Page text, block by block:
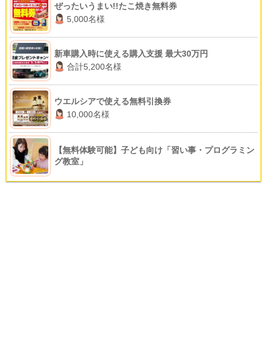
ぜったいうまい!!たこ焼き無料券
5,000名様
新車購入時に使える購入支援 最大30万円
合計5,200名様
ウエルシアで使える無料引換券
10,000名様
【無料体験可能】子ども向け「習い事・プログラミン
グ教室」